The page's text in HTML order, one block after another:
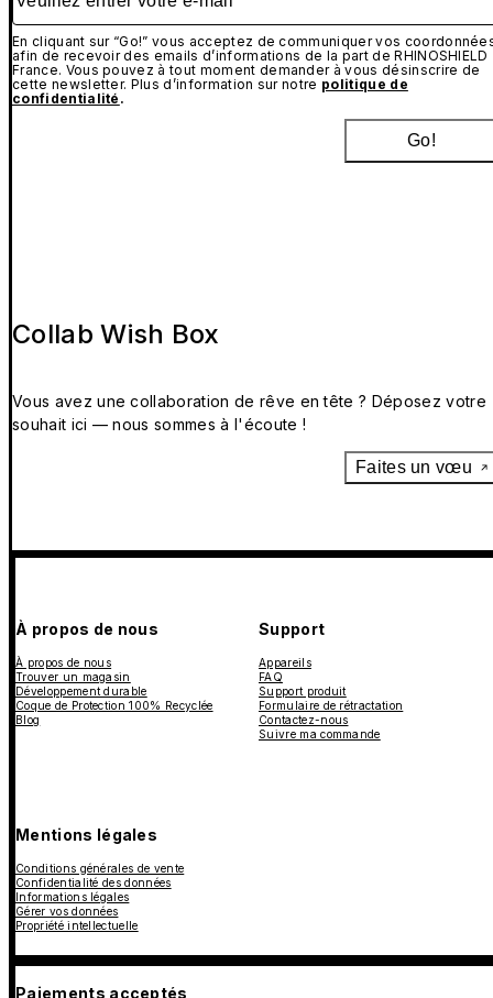
En cliquant sur “Go!” vous acceptez de communiquer vos
afin de recevoir des emails d’informations de la part de RHINOSHIELD
France. Vous pouvez à tout moment demander à vous désinscrire de
cette newsletter. Plus d’information sur notre politique de
confidentialité .
Go!
Collab Wish Box
Vous avez une collaboration de rêve en tête ? Déposez votre
souhait ici — nous sommes à l'écoute !
Faites un vœu
À propos de nous
À propos de nous
Trouver un magasin
Développement durable
Coque de Protection 100% Recyclée
Blog
Support
Appareils
FAQ
Support produit
Formulaire de rétractation
Contactez-nous
Suivre ma commande
Mentions légales
Conditions générales de vente
Confidentialité des données
Informations légales
Gérer vos données
Propriété intellectuelle
Paiements acceptés